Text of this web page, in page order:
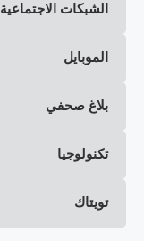
الشبكات الاجتماعية
الموبايل
بلاغ صحفي
تكنولوجيا
تويتاك